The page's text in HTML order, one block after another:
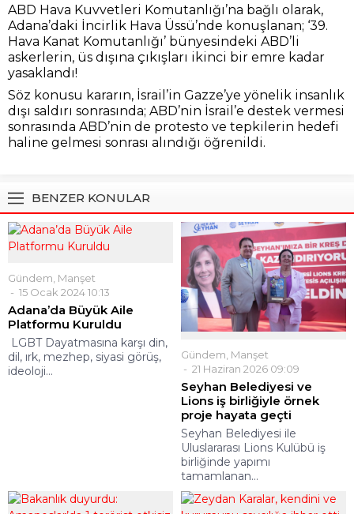
ABD Hava Kuvvetleri Komutanlığı’na bağlı olarak,
Adana’daki İncirlik Hava Üssü’nde konuşlanan; ‘39.
Hava Kanat Komutanlığı’ bünyesindeki ABD’li
askerlerin, üs dışına çıkışları ikinci bir emre kadar
yasaklandı!
Söz konusu kararın, İsrail’in Gazze’ye yönelik insanlık
dışı saldırı sonrasında; ABD’nin İsrail’e destek vermesi
sonrasında ABD’nin de protesto ve tepkilerin hedefi
haline gelmesi sonrası alındığı öğrenildi.
BENZER KONULAR
Gündem Manşet
15 Ocak 2024 10:13
Adana’da Büyük Aile
Platformu Kuruldu
LGBT Dayatmasına karşı din,
dil, ırk, mezhep, siyasi görüş,
ideoloji...
Gündem, Manşet
21 Haziran 2026 09:09
Seyhan Belediyesi ve
Lions iş birliğiyle örnek
proje hayata geçti
Seyhan Belediyesi ile
Uluslararası Lions Kulübü iş
birliğinde yapımı
tamamlanan...